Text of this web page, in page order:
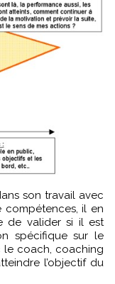
compétences, il en
de valider si il est
spécifique sur le
le coach, coaching
l’objectif du